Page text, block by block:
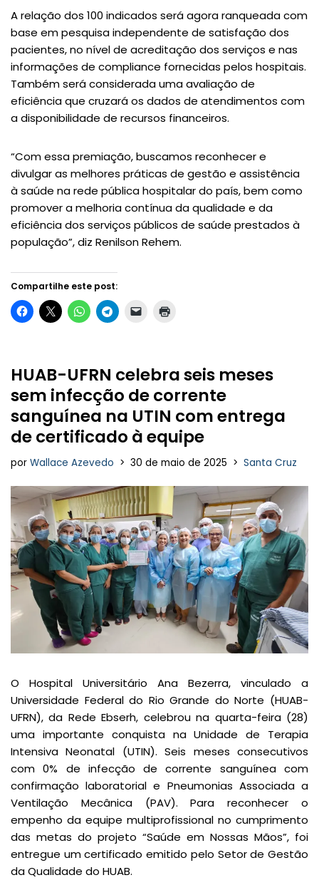
A relação dos 100 indicados será agora ranqueada com
base em pesquisa independente de satisfação dos
pacientes, no nível de acreditação dos serviços e nas
informações de compliance fornecidas pelos hospitais.
Também será considerada uma avaliação de
eficiência que cruzará os dados de atendimentos com
a disponibilidade de recursos financeiros.
“Com essa premiação, buscamos reconhecer e
divulgar as melhores práticas de gestão e assistência
à saúde na rede pública hospitalar do país, bem como
promover a melhoria contínua da qualidade e da
eficiência dos serviços públicos de saúde prestados à
população”, diz Renilson Rehem.
Compartilhe este post:
HUAB-UFRN celebra seis meses
sem infecção de corrente
sanguínea na UTIN com entrega
de certificado à equipe
por Wallace Azevedo 30 de maio de 2025 Santa Cruz
O Hospital Universitário Ana Bezerra, vinculado a
Universidade Federal do Rio Grande do Norte (HUAB-
UFRN), da Rede Ebserh, celebrou na quarta-feira (28)
uma importante conquista na Unidade de Terapia
Intensiva Neonatal (UTIN). Seis meses consecutivos
com 0% de infecção de corrente sanguínea com
confirmação laboratorial e Pneumonias Associada a
Ventilação Mecânica (PAV). Para reconhecer o
empenho da equipe multiprofissional no cumprimento
das metas do projeto “Saúde em Nossas Mãos”, foi
entregue um certificado emitido pelo Setor de Gestão
da Qualidade do HUAB.